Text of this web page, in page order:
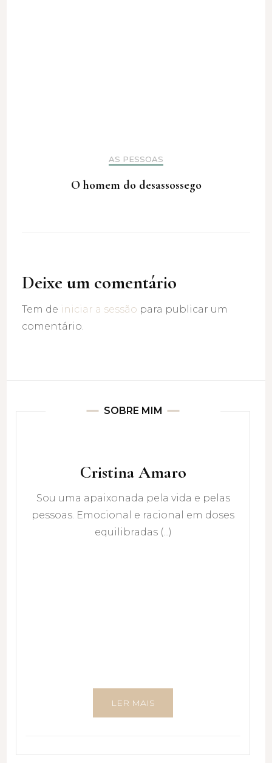
AS PESSOAS
O homem do desassossego
Deixe um comentário
Tem de iniciar a sessão para publicar um
comentário.
SOBRE MIM
Cristina Amaro
Sou uma apaixonada pela vida e pelas
pessoas. Emocional e racional em doses
equilibradas (...)
LER MAIS